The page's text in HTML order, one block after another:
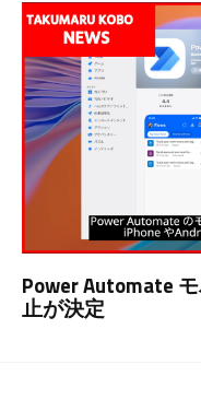
Power Automate
止が決定